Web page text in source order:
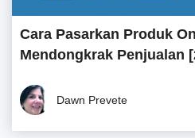
Cara Pasarkan Produk
Mendongkrak Penjualan
Dawn Prevete